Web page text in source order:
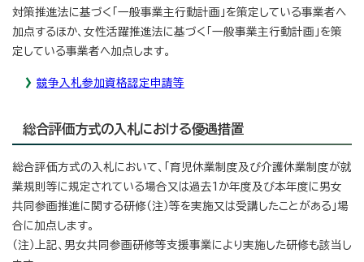
対策推進法に基づく「一般事業主行動計画」を策定している事業者へ
加点するほか、女性活躍推進法に基づく「一般事業主行動計画」を策
定している事業者へ加点します。
競争入札参加資格認定申請等
総合評価方式の入札における優遇措置
総合評価方式の入札において、「育児休業制度及び介護休業制度が就
業規則等に規定されている場合又は過去1か年度及び本年度に男女
共同参画推進に関する研修（注）等を実施又は受講したことがある」場
合に加点します。
（注）上記、男女共同参画研修等支援事業により実施した研修も該当し